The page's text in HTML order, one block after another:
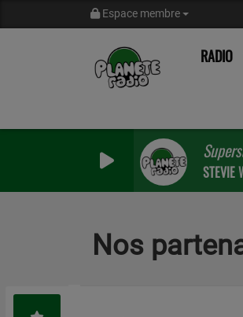
Espace membre
RADIO
STEVIE
Nos